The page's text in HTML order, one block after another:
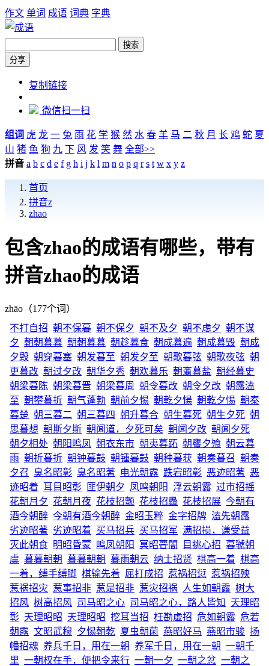
作文 单词 成语 词典 字典
搜索
分享
https://chengyu.zw6.cn/pinyin/zhao
复制链接
微信扫一扫
组词 虎 龙 一 兔 雨 花 学 猴 然 水 春 羊 马 二 秋 月 长 鸡 蛇 夏
山 猪 鱼 狗 九 下 风 发 笑 舞 全部>>
拼音 a b c d e f g h i j k l m n o p q r s t w x y z
首页
拼音z
zhao
包含zhao的成语有哪些，带有
拼音zhao的成语
zhāo（177个词）
不打自招 朝不保暮 朝不保夕 朝不及夕 朝不虑夕 朝不谋
夕 朝朝暮暮 朝朝暮暮 朝趁暮食 朝成暮遍 朝成暮毁 朝成
夕毁 朝穿暮塞 朝发暮至 朝发夕至 朝歌暮弦 朝歌夜弦 朝
更暮改 朝过夕改 朝华夕秀 朝欢暮乐 朝齑暮盐 朝经暮史
朝梁暮陈 朝梁暮晋 朝梁暮周 朝令暮改 朝令夕改 朝露溘
至 朝攀暮折 朝气蓬勃 朝前夕惕 朝乾夕愓 朝乾夕惕 朝秦
暮楚 朝三暮二 朝三暮四 朝升暮合 朝生暮死 朝生夕死 朝
思暮想 朝斯夕斯 朝闻道，夕死可矣 朝闻夕改 朝闻夕死
朝夕相处 朝阳鸣凤 朝衣东市 朝夷暮跖 朝饔夕飧 朝云暮
雨 朝折暮折 朝钟暮鼓 朝锺暮鼓 朝种暮获 朝奏暮召 朝奏
夕召
臭名昭彰 臭名昭著 电光朝露 跌宕昭彰 恶迹昭著 恶
迹昭着 耳目昭彰 匪伊朝夕 凤鸣朝阳 浮云朝露 过市招摇
花朝月夕 花朝月夜 花枝招颤 花枝招飍 花枝招展 今朝有
酒今朝醉 今朝有酒今朝醉 金昭玉粹 金字招牌 溘先朝露
劣迹昭著 劣迹昭着 买马招兵 买马招军 满招损，谦受益
灭此朝食 明昭昏蒙 鸣凤朝阳 冥昭瞢闇 目挑心招 暮虢朝
虞 暮暮朝朝 暮暮朝朝 暮雨朝云 纳士招贤 棋高一着 棋高
一着，缚手缚脚 棋输先着 屈打成招 惹祸招愆 惹祸招殃
惹祸招灾 惹事招非 惹是招非 惹灾招祸 人生如朝露 树大
招风 树高招风 司马昭之心 司马昭之心，路人皆知
天理昭
彰 天理昭昭 天理昭昭 挖耳当招 枉勘虚招 危如朝露 危若
朝露 文昭武穆 夕惕朝乾 夏虫朝菌 燕昭好马 燕昭市骏 扬
幡招魂 养兵千日，用在一朝 养军千日，用在一朝 一朝千
里 一朝权在手，便把令来行 一朝一夕 一朝之忿 一朝之